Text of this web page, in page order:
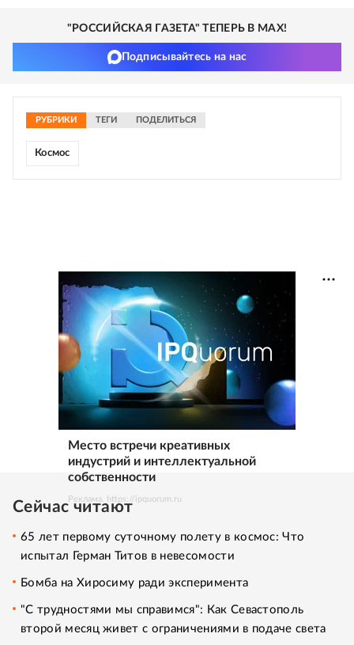
"РОССИЙСКАЯ ГАЗЕТА" ТЕПЕРЬ В MAX!
Подписывайтесь на нас
РУБРИКИ ТЕГИ ПОДЕЛИТЬСЯ
Космос
Место встречи креативных
индустрий и интеллектуальной
собственности
Реклама. https://ipquorum.ru
Сейчас читают
65 лет первому суточному полету в космос: Что
испытал Герман Титов в невесомости
Бомба на Хиросиму ради эксперимента
"С трудностями мы справимся": Как Севастополь
второй месяц живет с ограничениями в подаче света